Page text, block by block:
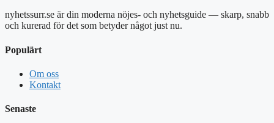
nyhetssurr.se är din moderna nöjes- och nyhetsguide — skarp, snabb
och kurerad för det som betyder något just nu.
Populärt
Om oss
Kontakt
Senaste